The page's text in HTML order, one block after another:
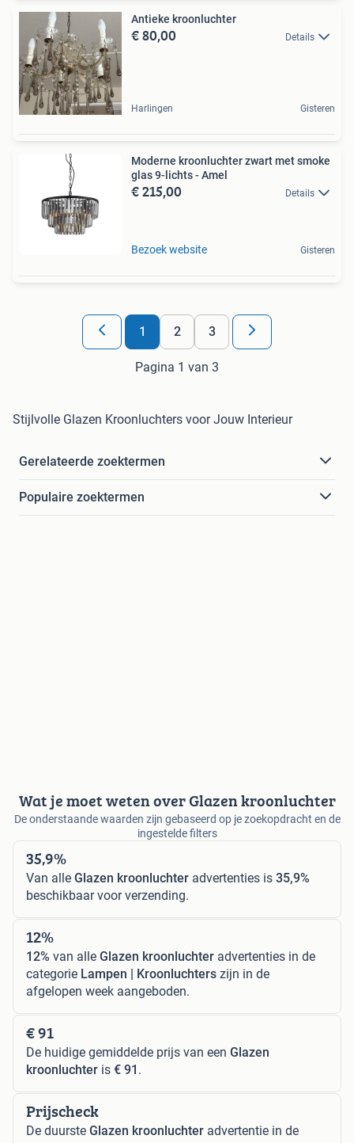
Antieke kroonluchter
€ 80,00 Details
Harlingen Gisteren
Moderne kroonluchter zwart met smoke
glas 9-lichts - Amel
€ 215,00 Details
Bezoek website Gisteren
1 2 3
Pagina 1 van 3
Stijlvolle Glazen Kroonluchters voor Jouw Interieur
Gerelateerde zoektermen
Populaire zoektermen
Wat je moet weten over Glazen kroonluchter
De onderstaande waarden zijn gebaseerd op je zoekopdracht en de
ingestelde filters
35,9%
Van alle Glazen kroonluchter advertenties is 35,9%
beschikbaar voor verzending.
12%
12% van alle Glazen kroonluchter advertenties in de
categorie Lampen | Kroonluchters zijn in de
afgelopen week aangeboden.
€ 91
De huidige gemiddelde prijs van een Glazen
kroonluchter is € 91 .
Prijscheck
De duurste Glazen kroonluchter advertentie in de